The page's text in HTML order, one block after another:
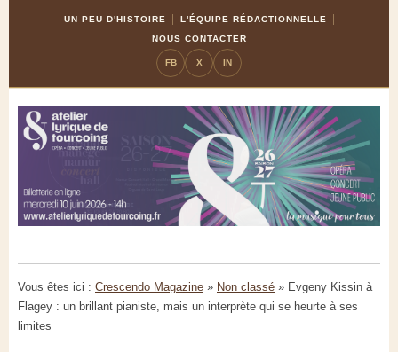
UN PEU D'HISTOIRE
L'ÉQUIPE RÉDACTIONNELLE
NOUS CONTACTER
FB X IN
Vous êtes ici : Crescendo Magazine » Non classé » Evgeny Kissin à
Flagey : un brillant pianiste, mais un interprète qui se heurte à ses
limites